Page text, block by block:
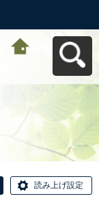
読み上げ設定